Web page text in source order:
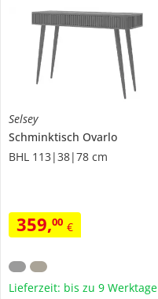
Selsey
Schminktisch Ovarlo
BHL 113|38|78 cm
359,00 €
Lieferzeit: bis zu 9 Werktage